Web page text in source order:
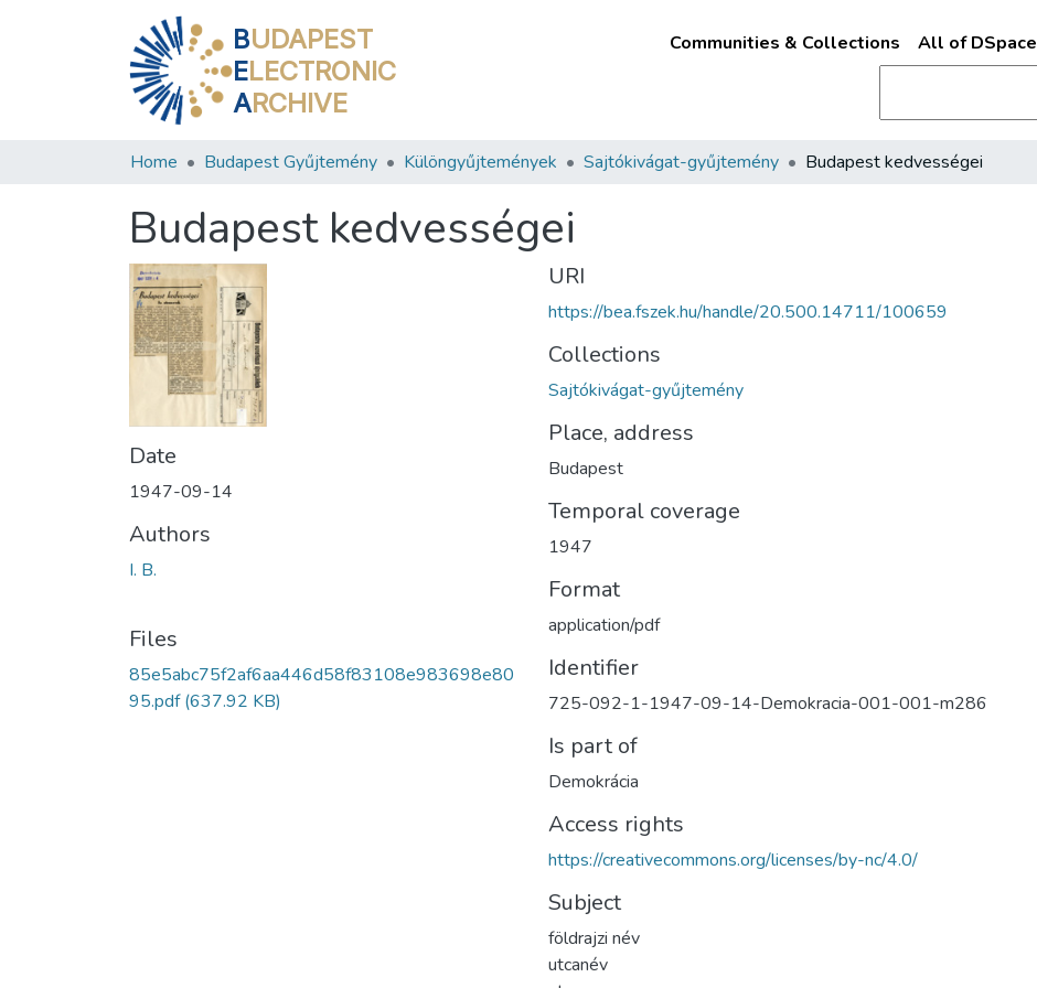
BUDAPEST
ELECTRONIC
ARCHIVE
Communities & Collections All of DSpace
Home Budapest Gyűjtemény Különgyűjtemények Sajtókivágat-gyűjtemény Budapest kedvességei
Budapest kedvességei
Date
1947-09-14
Authors
I. B.
Files
85e5abc75f2af6aa446d58f83108e983698e80
95.pdf(637.92 KB)
URI
https://bea.fszek.hu/handle/20.500.14711/100659
Collections
Sajtókivágat-gyűjtemény
Place, address
Budapest
Temporal coverage
1947
Format
application/pdf
Identifier
725-092-1-1947-09-14-Demokracia-001-001-m286
Is part of
Demokrácia
Access rights
https://creativecommons.org/licenses/by-nc/4.0/
Subject
földrajzi név
utcanév